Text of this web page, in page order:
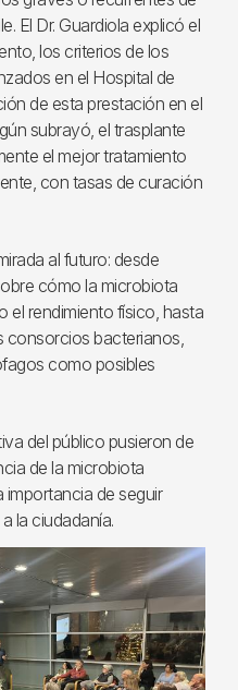
El Dr. Guardiola explicó el
los criterios de los
en el Hospital de
de esta prestación en el
subrayó, el trasplante
el mejor tratamiento
con tasas de curación
al futuro: desde
cómo la microbiota
el rendimiento físico, hasta
consorcios bacterianos,
como posibles
del público pusieron de
de la microbiota
importancia de seguir
la ciudadanía.